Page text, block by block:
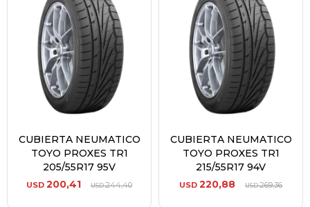
CUBIERTA NEUMATICO
TOYO PROXES TR1
205/55R17 95V
USD 200,41 USD244,40
CUBIERTA NEUMATICO
TOYO PROXES TR1
215/55R17 94V
USD 220,88 USD269,36